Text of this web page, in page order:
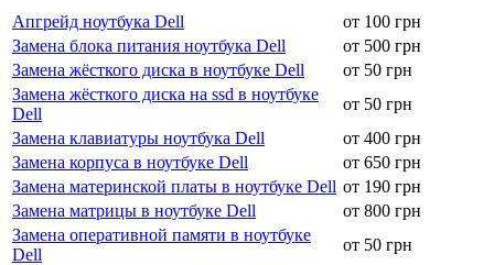
Апгрейд ноутбука Dell
от 100 грн
Замена блока питания ноутбука Dell
от 500 грн
Замена жёсткого диска в ноутбуке Dell
от 50 грн
Замена жёсткого диска на ssd в ноутбуке
Dell
от 50 грн
Замена клавиатуры ноутбука Dell
от 400 грн
Замена корпуса в ноутбуке Dell
от 650 грн
Замена материнской платы в ноутбуке Dell от 190 грн
Замена матрицы в ноутбуке Dell
от 800 грн
Замена оперативной памяти в ноутбуке
Dell
от 50 грн